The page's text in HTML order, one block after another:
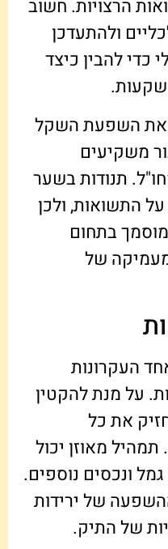
הרצויות. חשוב
ולהתעדכן
כדי להבין כיצד
את השפעת השקל
משקיעים
תנודות בשער
התשואות, ולכן
בתחום
של
העקרונות
על מנת להקטין
את כל
מאוזן יכול
ונכסים נוספים.
של ירידות
של התיק.